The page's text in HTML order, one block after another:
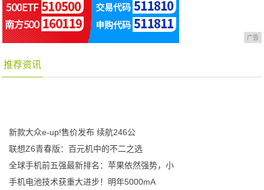
广告
推荐资讯
新款大众e-up!售价发布 续航246公
联想Z6青春版：百元机中的不二之选
全球手机前五强最新排名：苹果依然强势，小
手机电池技术获重大进步！明年5000mA